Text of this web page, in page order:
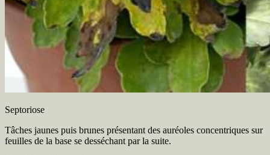
Septoriose
Tâches jaunes puis brunes présentant des auréoles concentriques sur
feuilles de la base se desséchant par la suite.